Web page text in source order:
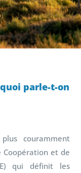
parle-t-on
couramment
Coopération et de
qui définit les